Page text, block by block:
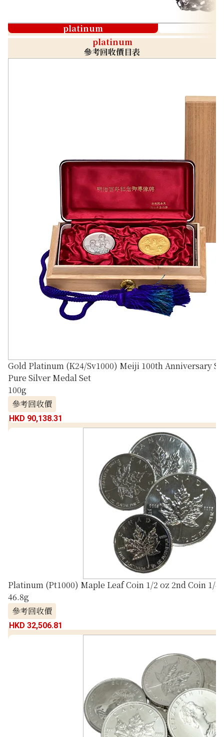
platinum
platinum
參考回收價目表
Gold Platinum (K24/Sv1000) Meiji 100th Anniversary
Pure Silver Medal Set
100g
參考回收價
HKD 90,138.31
Platinum (Pt1000) Maple Leaf Coin 1/2 oz 2nd Coin 1/4
46.8g
參考回收價
HKD 32,506.81